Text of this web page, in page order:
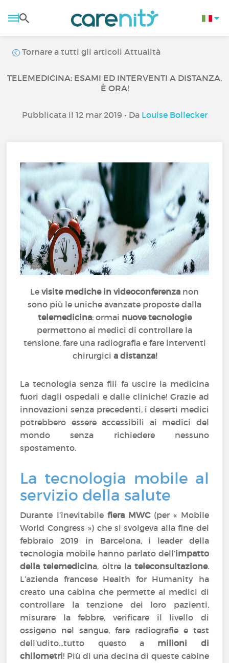
Tornare a tutti gli articoli Attualità
TELEMEDICINA: ESAMI ED INTERVENTI A DISTANZA,
È ORA!
Pubblicata il 12 mar 2019 • Da Louise Bollecker
Le visite mediche in videoconferenza non
sono più le uniche avanzate proposte dalla
telemedicina: ormai nuove tecnologie
permettono ai medici di controllare la
tensione, fare una radiografia e fare interventi
chirurgici a distanza!
La tecnologia senza fili fa uscire la medicina
fuori dagli ospedali e dalle cliniche! Grazie ad
innovazioni senza precedenti, i deserti medici
potrebbero essere accessibili ai medici del
mondo senza richiedere nessuno
spostamento.
La tecnologia mobile al
servizio della salute
Durante l’inevitabile fiera MWC(per « Mobile
World Congress ») che si svolgeva alla fine del
febbraio 2019 in Barcelona, i leader della
tecnologia mobile hanno parlato dell’impatto
della telemedicina, oltre la teleconsultazione.
L’azienda francese Health for Humanity ha
creato una cabina che permette ai medici di
controllare la tenzione dei loro pazienti,
misurare la febbre, verificare il livello di
ossigeno nel sangue, fare radiografie e test
dell’udito...tutto questo a milioni di
chilometri! Più di una decina di queste cabine